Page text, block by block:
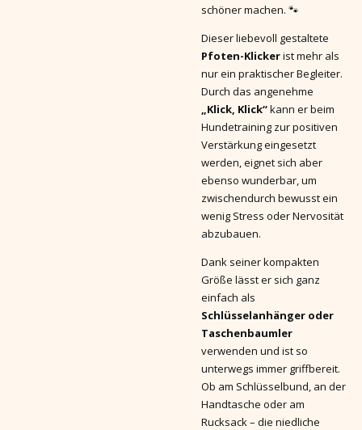
schöner machen. 🐾
Dieser liebevoll gestaltete
Pfoten-Klickerist mehr als
nur ein praktischer Begleiter.
Durch das angenehme
„Klick, Klick“kann er beim
Hundetraining zur positiven
Verstärkung eingesetzt
werden, eignet sich aber
ebenso wunderbar, um
zwischendurch bewusst ein
wenig Stress oder Nervosität
abzubauen.
Dank seiner kompakten
Größe lässt er sich ganz
einfach als
Schlüsselanhänger oder
Taschenbaumler
verwenden und ist so
unterwegs immer griffbereit.
Ob am Schlüsselbund, an der
Handtasche oder am
Rucksack – die niedliche